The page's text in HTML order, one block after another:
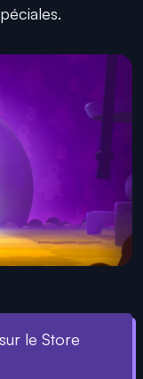
le Store